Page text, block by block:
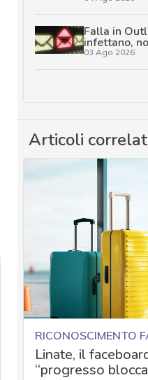
Falla in
infettano,
03 Ago 2026
Articoli
RICONOSCIMENTO
Linate, il
“progresso